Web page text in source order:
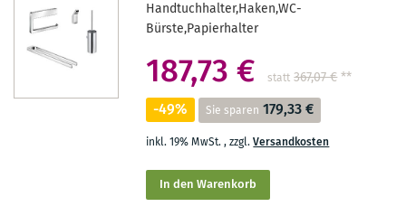
Handtuchhalter,Haken,WC-
Bürste,Papierhalter
187,73 € statt 367,07 €**
-49% Sie sparen 179,33 €
inkl. 19% MwSt.,zzgl.Versandkosten
In den Warenkorb